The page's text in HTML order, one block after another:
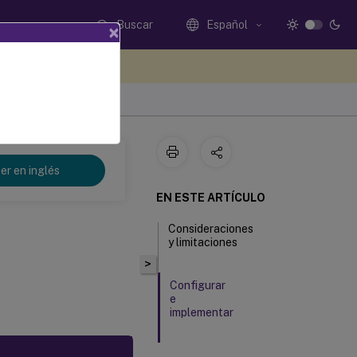
Buscar Español
en inglés
>
EN ESTE ARTÍCULO
Consideraciones
y limitaciones
Configurar
e
implementar
×